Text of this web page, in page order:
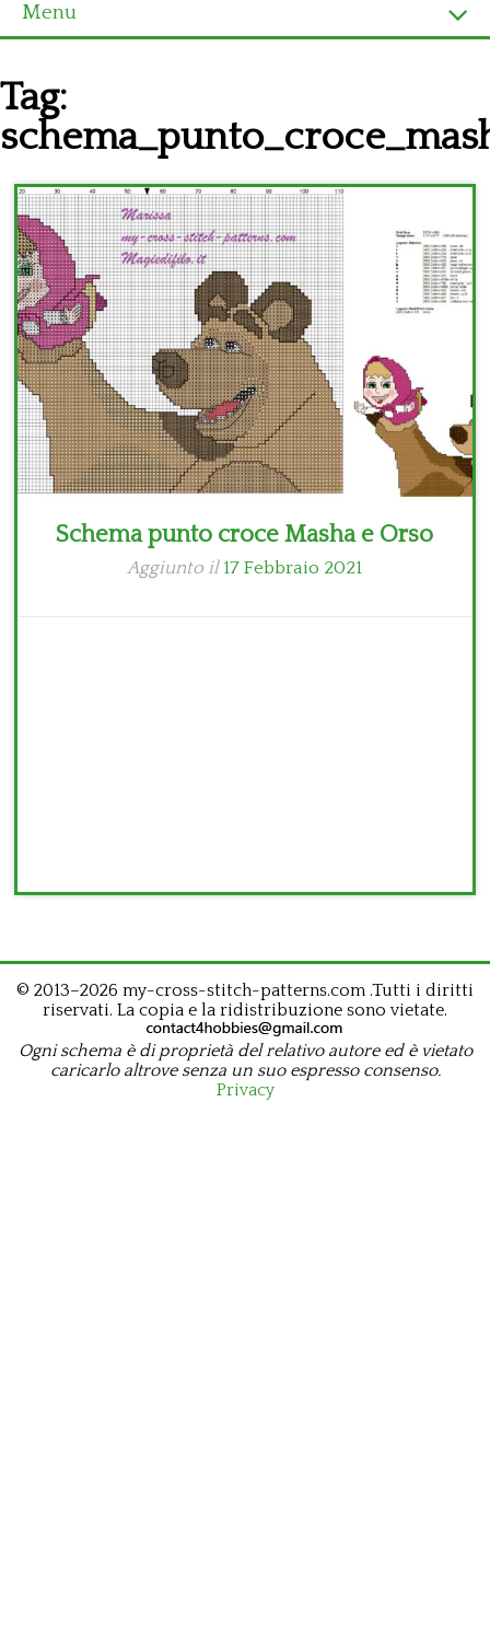
Menu
Ultimi schemi
Alfabeto
Bambini
Disney
Thun
Tag:
Schema punto croce Masha e Orso
Aggiunto il 17 Febbraio 2021
© 2013–2026 my-cross-stitch-patterns.com .Tutti i diritti
riservati. La copia e la ridistribuzione sono vietate.
Ogni schema è di proprietà del relativo autore ed è vietato
caricarlo altrove senza un suo espresso consenso.
Privacy